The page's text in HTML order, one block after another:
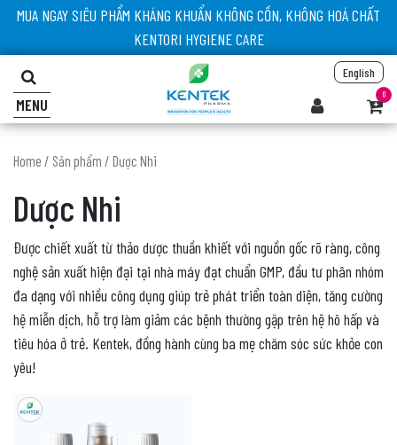
MUA NGAY SIÊU PHẨM KHÁNG KHUẨN KHÔNG CỒN, KHÔNG HOÁ CHẤT
KENTORI HYGIENE CARE
MENU
English
0
Home / Sản phẩm / Dược Nhi
Dược Nhi
Được chiết xuất từ thảo dược thuần khiết với nguồn gốc rõ ràng, công
nghệ sản xuất hiện đại tại nhà máy đạt chuẩn GMP, đầu tư phân nhóm
đa dạng với nhiều công dụng giúp trẻ phát triển toàn diện, tăng cường
hệ miễn dịch, hỗ trợ làm giảm các bệnh thường gặp trên hệ hô hấp và
tiêu hóa ở trẻ. Kentek, đồng hành cùng ba mẹ chăm sóc sức khỏe con
yêu!